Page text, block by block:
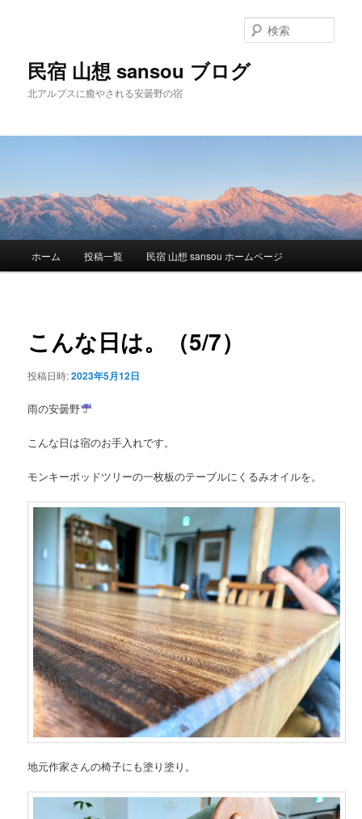
民宿 山想 sansou ブログ
北アルプスに癒やされる安曇野の宿
索
メ
ツ
へ
動
ホーム 投稿一覧 民宿 山想 sansou ホームページ
こんな日は。（5/7）
投稿日時:2023年5月12日
雨の安曇野
こんな日は宿のお手入れです。
モンキーポッドツリーの一枚板のテーブルにくるみオイルを。
地元作家さんの椅子にも塗り塗り。